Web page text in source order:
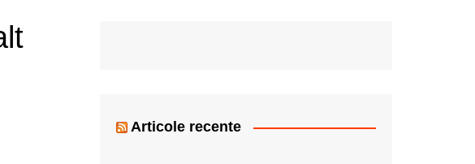
Articole recente